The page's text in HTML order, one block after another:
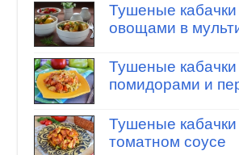
Тушеные кабачки
овощами в
Тушеные кабачки
помидорами и
Тушеные кабачки
томатном соусе